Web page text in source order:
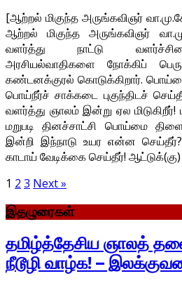
[ஆற்றல் மிகுந்த அருங்கவிஞர்
ஆற்றல் மிகுந்த அருங்கவிஞர்
வளர்த்து நாட்டு
அரசியல்வாதிகளை நோக்கிப்
கண்டனக்குரல் கொடுக்கிறார்.
பொய்நீர்ச் சாக்கடை புகுந்திடச்
வளர்த்து ஞாலம் இன்று ஏல மிடுகிறீர்!
மறுபடி தினச்சாட்சி பொய்மை
இன்றி இந்நாடு உயர என்ன
காடாய் வேடிக்கை செய்தீர்!
1 2 3 Next »
இதழுரைகள்
தமிழ்த்தேசிய ஞாலத்
நீடூழி வாழ்க! –